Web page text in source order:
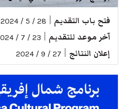
فتح باب التقديم 28 / 5 / 2024
آخر موعد للتقديم 23 / 7 / 2024
إعلان النتائج 27 / 9 / 2024